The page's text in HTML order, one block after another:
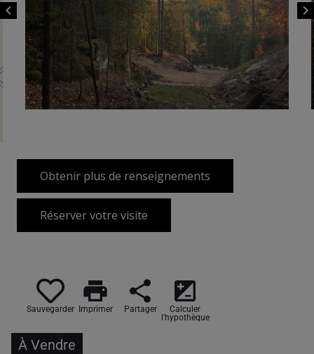
chevron_left chevron_right
Obtenir plus de renseignements
Réserver votre visite
Sauvegarder
print
Imprimer
share
Partager
iso
Calculer
l'hypothèque
À Vendre